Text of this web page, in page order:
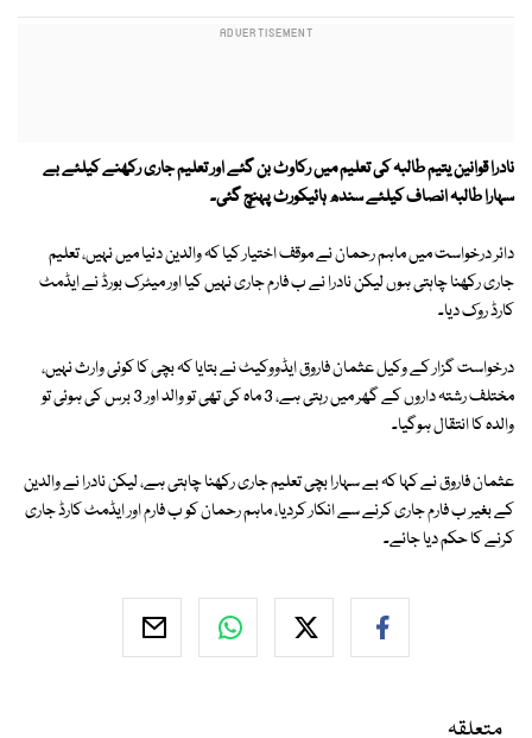
نادرا قوانین یتیم طالبہ کی تعلیم میں رکاوٹ بن گئے اور تعلیم جاری رکھنے کیلئے بے
سہارا طالبہ انصاف کیلئے سندھ ہائیکورٹ پہنچ گئی۔
دائر درخواست میں ماہم رحمان نے موقف اختیار کیا کہ والدین دنیا میں نہیں، تعلیم
جاری رکھنا چاہتی ہوں لیکن نادرا نے ب فارم جاری نہیں کیا اور میٹرک بورڈ نے ایڈمٹ
کارڈ روک دیا۔
درخواست گزار کے وکیل عثمان فاروق ایڈووکیٹ نے بتایا کہ بچی کا کوئی وارث نہیں،
مختلف رشتہ داروں کے گھر میں رہتی ہے، 3 ماہ کی تھی تو والد اور 3 برس کی ہوئی تو
والدہ کا انتقال ہوگیا۔
عثمان فاروق نے کہا کہ بے سہارا بچی تعلیم جاری رکھنا چاہتی ہے، لیکن نادرا نے والدین
کے بغیر ب فارم جاری کرنے سے انکار کردیا، ماہم رحمان کو ب فارم اور ایڈمٹ کارڈ جاری
کرنے کا حکم دیا جائے۔
متعلقہ